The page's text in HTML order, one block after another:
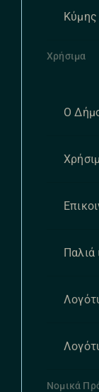
Κύμης
Χρήσιμα
Ο
Παλιά
Νομικά